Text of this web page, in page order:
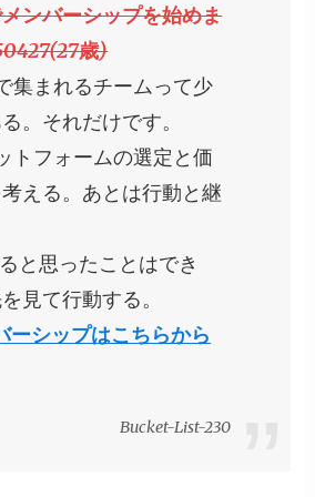
ンバーシップを始めま
歳)
集まれるチームって少
。それだけです。
トフォームの選定と価
える。あとは行動と継
と思ったことはでき
見て行動する。
ーシップはこちらから
Bucket-List-230